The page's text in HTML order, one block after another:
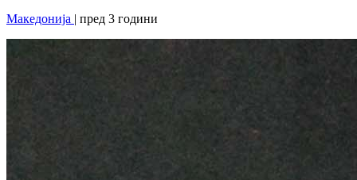
Македонија | пред 3 години